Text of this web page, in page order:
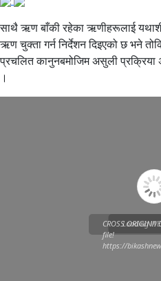
साथै ऋण बाँकी रहेका ऋणीहरूलाई
ऋण चुक्ता गर्न निर्देशन दिइएको छ भने
प्रचलित कानुनबमोजिम असुली प्रक्रिया
।
Loading
CROSS ORIGIN!!
file!
https://